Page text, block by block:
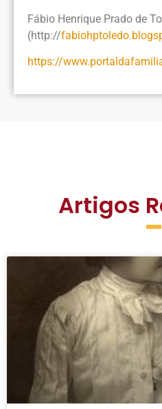
Fábio Henrique Prado de
(http://
https://
Artigos